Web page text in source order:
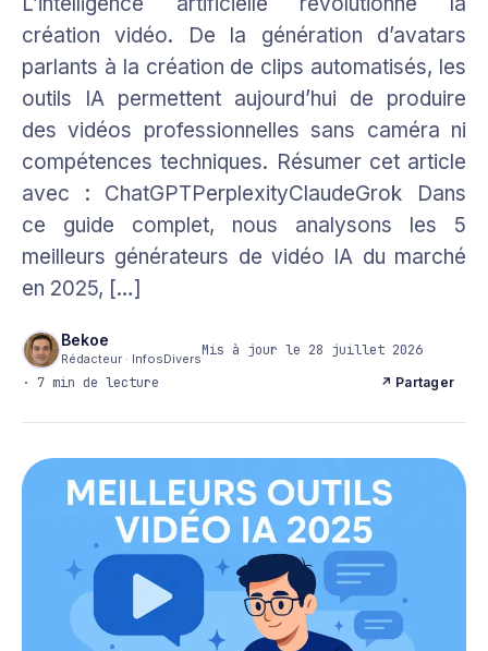
création vidéo. De la génération d’avatars
parlants à la création de clips automatisés, les
outils IA permettent aujourd’hui de produire
des vidéos professionnelles sans caméra ni
compétences techniques. Résumer cet article
avec : ChatGPTPerplexityClaudeGrok Dans
ce guide complet, nous analysons les 5
meilleurs générateurs de vidéo IA du marché
en 2025, […]
Bekoe
Rédacteur · InfosDiversMis à jour le 28 juillet 2026
· 7 min de lecture
↗ Partager